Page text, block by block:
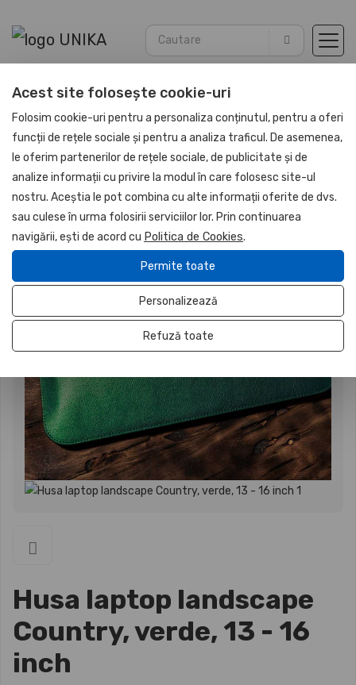
Acasă Promotionale Huse Laptop
UNIKA
Husa laptop landscape
Country, verde, 13 - 16
inch
Acest site folosește cookie-uri
Folosim cookie-uri pentru a personaliza conținutul, pentru a oferi
funcții de rețele sociale și pentru a analiza traficul. De asemenea,
le oferim partenerilor de rețele sociale, de publicitate și de
analize informații cu privire la modul în care folosesc site-ul
nostru. Aceștia le pot combina cu alte informații oferite de dvs.
sau culese în urma folosirii serviciilor lor. Prin continuarea
navigării, ești de acord cu Politica de Cookies.
Permite toate
Personalizează
Refuză toate